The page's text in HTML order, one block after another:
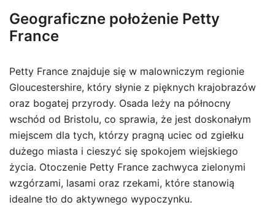
Geograficzne położenie Petty
France
Petty France znajduje się w malowniczym regionie
Gloucestershire, który słynie z pięknych krajobrazów
oraz bogatej przyrody. Osada leży na północny
wschód od Bristolu, co sprawia, że jest doskonałym
miejscem dla tych, którzy pragną uciec od zgiełku
dużego miasta i cieszyć się spokojem wiejskiego
życia. Otoczenie Petty France zachwyca zielonymi
wzgórzami, lasami oraz rzekami, które stanowią
idealne tło do aktywnego wypoczynku.